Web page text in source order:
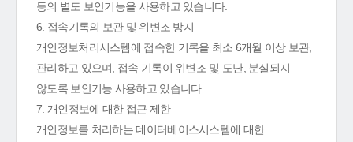
등의 별도 보안기능을 사용하고 있습니다.
6. 접속기록의 보관 및 위변조 방지
개인정보처리시스템에 접속한 기록을 최소 6개월 이상 보관,
관리하고 있으며, 접속 기록이 위변조 및 도난, 분실되지
않도록 보안기능 사용하고 있습니다.
7. 개인정보에 대한 접근 제한
개인정보를 처리하는 데이터베이스시스템에 대한